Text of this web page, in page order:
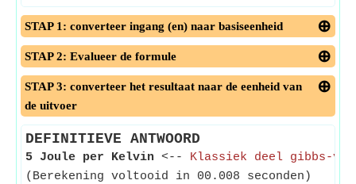
STAP 1: converteer ingang (en) naar basiseenheid
STAP 2: Evalueer de formule
STAP 3: converteer het resultaat naar de eenheid van
de uitvoer
DEFINITIEVE ANTWOORD
5 Joule per Kelvin <-- Klassiek deel gibbs-
(Berekening voltooid in 00.008 seconden)